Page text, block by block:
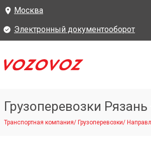
Москва
Электронный документооборот
Грузоперевозки
Транспортная компания/ Грузоперевозки/